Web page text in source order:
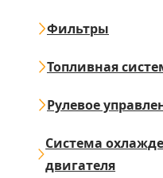
Фильтры
Топливная
Рулевое
Система
двигателя